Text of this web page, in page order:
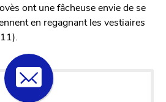
ont une fâcheuse envie de se
en regagnant les vestiaires